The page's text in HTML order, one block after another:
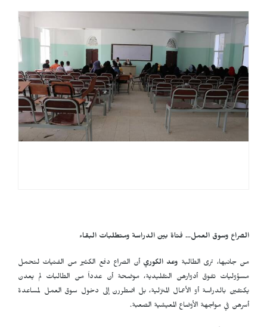
الصراع وسوق العمل... فتاة بين الدراسة ومتطلبات البقاء
من جانبها، ترى الطالبة وعد الكوري أن الصراع دفع الكثير من الفتيات لتحمل
مسؤوليات تفوق أدوارهن التقليدية، موضحة أن عدداً من الطالبات لم يعدن
يكتفين بالدراسة أو الأعمال المنزلية، بل اضطررن إلى دخول سوق العمل لمساعدة
أسرهن في مواجهة الأوضاع المعيشية الصعبة.